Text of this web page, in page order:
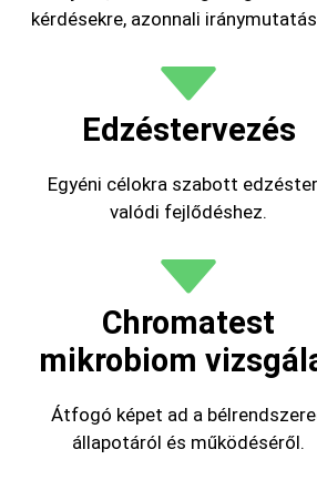
kérdésekre, azonnali
Edzéstervezés
Egyéni célokra szabott
valódi fejlődéshez.
Chromatest
mikrobiom
Átfogó képet ad a
állapotáról és működéséről.